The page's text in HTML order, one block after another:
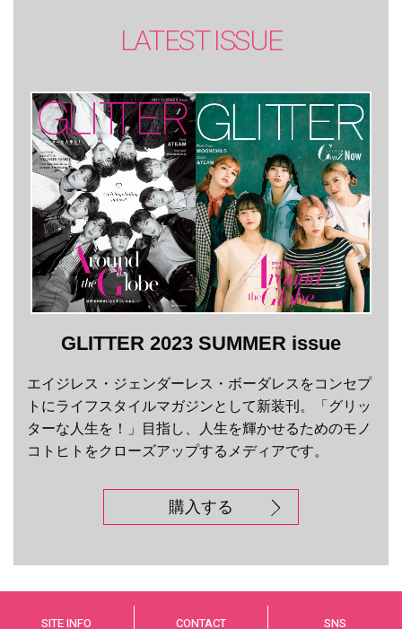
LATEST ISSUE
GLITTER 2023 SUMMER issue
エイジレス・ジェンダーレス・ボーダレスをコンセプ
トにライフスタイルマガジンとして新装刊。「グリッ
ターな人生を！」目指し、人生を輝かせるためのモノ
コトヒトをクローズアップするメディアです。
購入する
SITE INFO CONTACT SNS